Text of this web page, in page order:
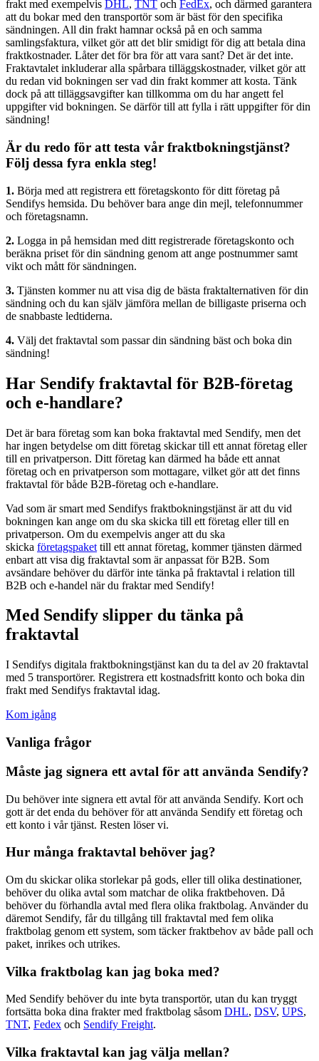
frakt med exempelvis DHL, TNT och FedEx, och därmed garantera
att du bokar med den transportör som är bäst för den specifika
sändningen. All din frakt hamnar också på en och samma
samlingsfaktura, vilket gör att det blir smidigt för dig att betala dina
fraktkostnader. Låter det för bra för att vara sant? Det är det inte.
Fraktavtalet inkluderar alla spårbara tilläggskostnader, vilket gör att
du redan vid bokningen ser vad din frakt kommer att kosta. Tänk
dock på att tilläggsavgifter kan tillkomma om du har angett fel
uppgifter vid bokningen. Se därför till att fylla i rätt uppgifter för din
sändning!
Är du redo för att testa vår fraktbokningstjänst?
Följ dessa fyra enkla steg!
1. Börja med att registrera ett företagskonto för ditt företag på
Sendifys hemsida. Du behöver bara ange din mejl, telefonnummer
och företagsnamn.
2. Logga in på hemsidan med ditt registrerade företagskonto och
beräkna priset för din sändning genom att ange postnummer samt
vikt och mått för sändningen.
3. Tjänsten kommer nu att visa dig de bästa fraktalternativen för din
sändning och du kan själv jämföra mellan de billigaste priserna och
de snabbaste ledtiderna.
4. Välj det fraktavtal som passar din sändning bäst och boka din
sändning!
Har Sendify fraktavtal för B2B-företag
och e-handlare?
Det är bara företag som kan boka fraktavtal med Sendify, men det
har ingen betydelse om ditt företag skickar till ett annat företag eller
till en privatperson. Ditt företag kan därmed ha både ett annat
företag och en privatperson som mottagare, vilket gör att det finns
fraktavtal för både B2B-företag och e-handlare.
Vad som är smart med Sendifys fraktbokningstjänst är att du vid
bokningen kan ange om du ska skicka till ett företag eller till en
privatperson. Om du exempelvis anger att du ska
skicka företagspaket till ett annat företag, kommer tjänsten därmed
enbart att visa dig fraktavtal som är anpassat för B2B. Som
avsändare behöver du därför inte tänka på fraktavtal i relation till
B2B och e-handel när du fraktar med Sendify!
Med Sendify slipper du tänka på
fraktavtal
I Sendifys digitala fraktbokningstjänst kan du ta del av 20 fraktavtal
med 5 transportörer. Registrera ett kostnadsfritt konto och boka din
frakt med Sendifys fraktavtal idag.
Kom igång
Vanliga frågor
Måste jag signera ett avtal för att använda Sendify?
Du behöver inte signera ett avtal för att använda Sendify. Kort och
gott är det enda du behöver för att använda Sendify ett företag och
ett konto i vår tjänst. Resten löser vi.
Hur många fraktavtal behöver jag?
Om du skickar olika storlekar på gods, eller till olika destinationer,
behöver du olika avtal som matchar de olika fraktbehoven. Då
behöver du förhandla avtal med flera olika fraktbolag. Använder du
däremot Sendify, får du tillgång till fraktavtal med fem olika
fraktbolag genom ett system, som täcker fraktbehov av både pall och
paket, inrikes och utrikes.
Vilka fraktbolag kan jag boka med?
Med Sendify behöver du inte byta transportör, utan du kan tryggt
fortsätta boka dina frakter med fraktbolag såsom DHL, DSV, UPS,
TNT, Fedex och Sendify Freight.
Vilka fraktavtal kan jag välja mellan?